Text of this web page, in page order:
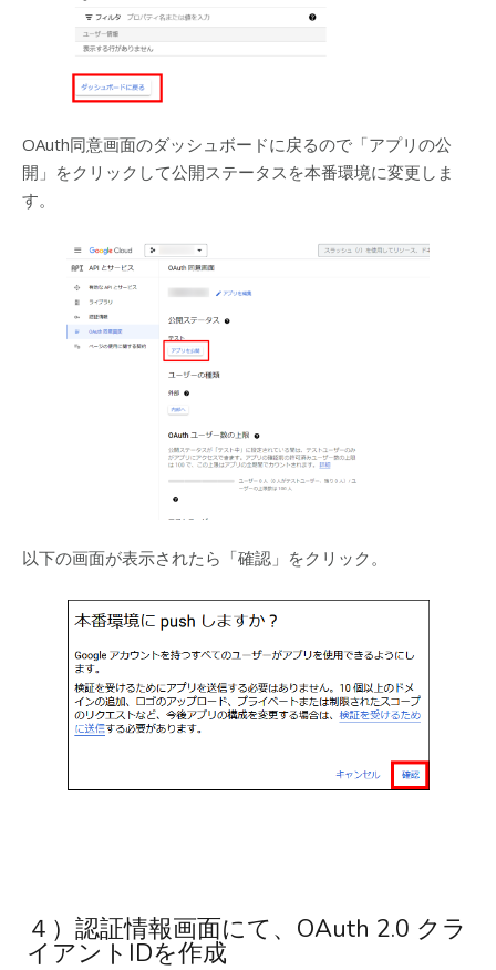
OAuth同意画面のダッシュボードに戻るので「アプリの公
開」をクリックして公開ステータスを本番環境に変更しま
す。
以下の画面が表示されたら「確認」をクリック。
４）認証情報画面にて、OAuth 2.0 クラ
イアントIDを作成